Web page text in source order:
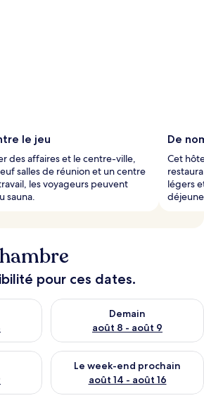
le jeu
des affaires et le centre-ville,
salles de réunion et un centre
les voyageurs peuvent
sauna.
De
Cet
légers
pour ces dates.
ce soir août 7 - août 8
Demain
août 8 - août 9
Vérifier la disponibilité pour
ce week-end août 7 - août 9
Le week-end prochain
août 14 - août 16
Vérifier la disponibilité pour